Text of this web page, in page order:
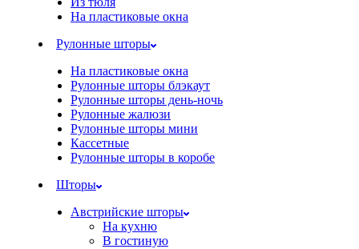
На пластиковые окна
Рулонные шторы
На пластиковые окна
Рулонные шторы блэкаут
Рулонные шторы день-ночь
Рулонные жалюзи
Рулонные шторы мини
Кассетные
Рулонные шторы в коробе
Шторы
Австрийские шторы
На кухню
В гостиную